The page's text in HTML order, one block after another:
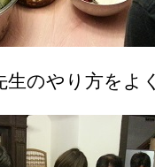
生のやり方をよ